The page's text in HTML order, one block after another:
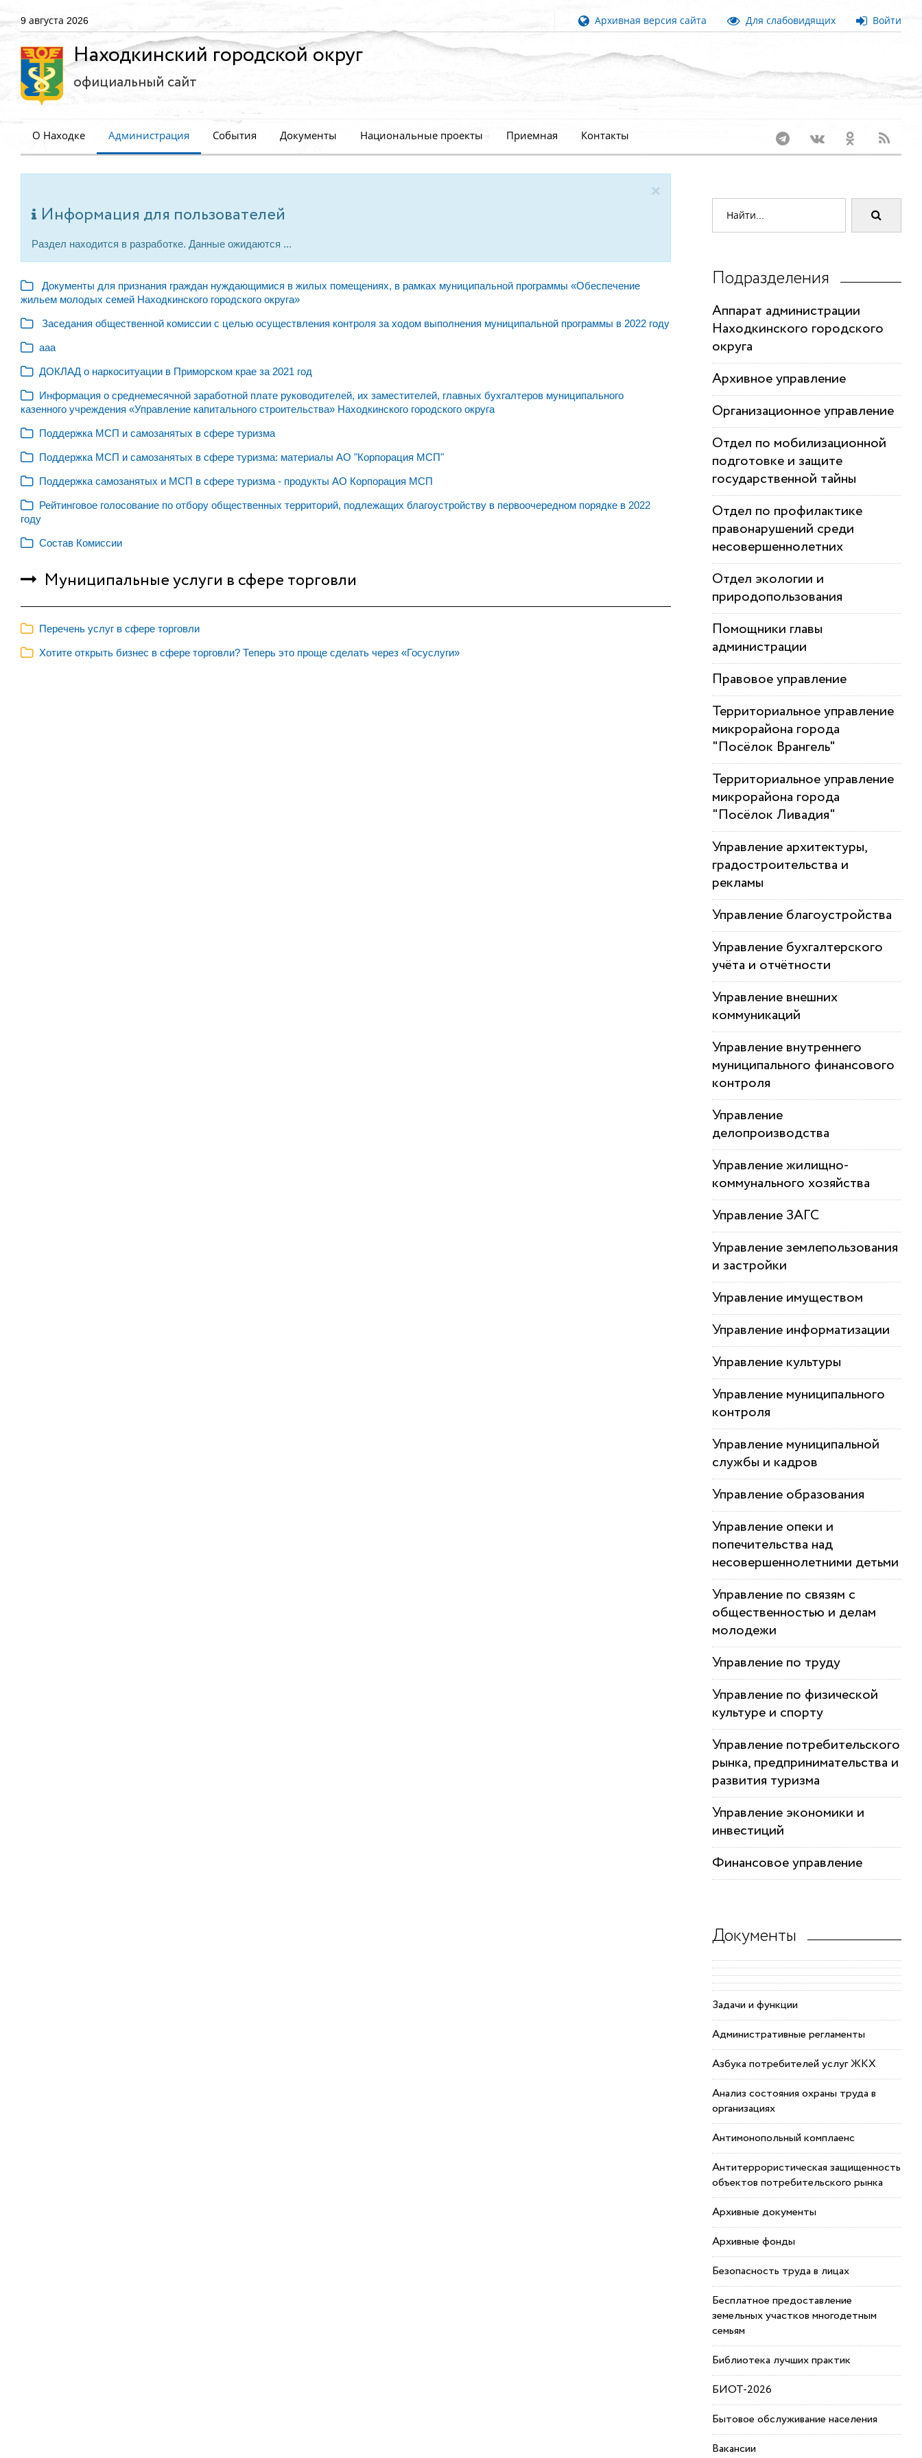
9 августа 2026 Архивная версия сайта Для слабовидящих Войти
Находкинский городской округ
официальный сайт
О Находке Администрация События Документы Национальные проекты Приемная Контакты
×
Информация для пользователей
Раздел находится в разработке. Данные ожидаются ...
Документы для признания граждан нуждающимися в жилых помещениях, в рамках муниципальной программы «Обеспечение
жильем молодых семей Находкинского городского округа»
Заседания общественной комиссии с целью осуществления контроля за ходом выполнения муниципальной программы в 2022 году
ааа
ДОКЛАД о наркоситуации в Приморском крае за 2021 год
Информация о среднемесячной заработной плате руководителей, их заместителей, главных бухгалтеров муниципального
казенного учреждения «Управление капитального строительства» Находкинского городского округа
Поддержка МСП и самозанятых в сфере туризма
Поддержка МСП и самозанятых в сфере туризма: материалы АО "Корпорация МСП"
Поддержка самозанятых и МСП в сфере туризма - продукты АО Корпорация МСП
Рейтинговое голосование по отбору общественных территорий, подлежащих благоустройству в первоочередном порядке в 2022
году
Состав Комиссии
Муниципальные услуги в сфере торговли
Перечень услуг в сфере торговли
Хотите открыть бизнес в сфере торговли? Теперь это проще сделать через «Госуслуги»
Подразделения
Аппарат администрации
Находкинского городского
округа
Архивное управление
Организационное управление
Отдел по мобилизационной
подготовке и защите
государственной тайны
Отдел по профилактике
правонарушений среди
несовершеннолетних
Отдел экологии и
природопользования
Помощники главы
администрации
Правовое управление
Территориальное управление
микрорайона города
"Посёлок Врангель"
Территориальное управление
микрорайона города
"Посёлок Ливадия"
Управление архитектуры,
градостроительства и
рекламы
Управление благоустройства
Управление бухгалтерского
учёта и отчётности
Управление внешних
коммуникаций
Управление внутреннего
муниципального финансового
контроля
Управление
делопроизводства
Управление жилищно-
коммунального хозяйства
Управление ЗАГС
Управление землепользования
и застройки
Управление имуществом
Управление информатизации
Управление культуры
Управление муниципального
контроля
Управление муниципальной
службы и кадров
Управление образования
Управление опеки и
попечительства над
несовершеннолетними детьми
Управление по связям с
общественностью и делам
молодежи
Управление по труду
Управление по физической
культуре и спорту
Управление потребительского
рынка, предпринимательства и
развития туризма
Управление экономики и
инвестиций
Финансовое управление
Документы
Задачи и функции
Административные регламенты
Азбука потребителей услуг ЖКХ
Анализ состояния охраны труда в
организациях
Антимонопольный комплаенс
Антитеррористическая защищенность
объектов потребительского рынка
Архивные документы
Архивные фонды
Безопасность труда в лицах
Бесплатное предоставление
земельных участков многодетным
семьям
Библиотека лучших практик
БИОТ-2026
Бытовое обслуживание населения
Вакансии